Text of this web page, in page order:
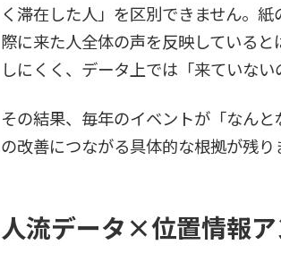
く滞在した人」を区別できません。
際に来た人全体の声を反映している
しにくく、データ上では「来ていない
その結果、毎年のイベントが「なん
の改善につながる具体的な根拠が残り
人流データ×位置情報ア